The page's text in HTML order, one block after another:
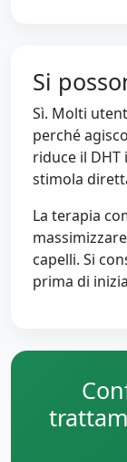
Si
Sì. Molti
perché
riduce il
stimola
La terapia
capelli. Si
prima di